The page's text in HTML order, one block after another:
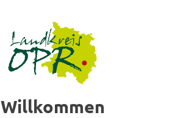
Willkommen